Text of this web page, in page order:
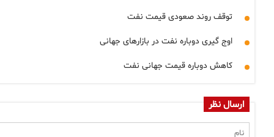
توقف روند صعودی قیمت نفت
اوج گیری دوباره نفت در بازارهای جهانی
کاهش دوباره قیمت جهانی نفت
ارسال نظر